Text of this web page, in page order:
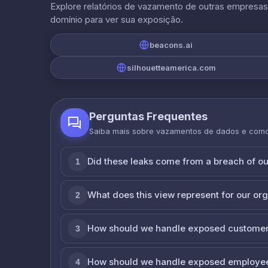
Explore relatórios de vazamento de outras
domínio para ver sua exposição.
beacons.ai
silhouetteamerica.com
Perguntas Frequentes
Saiba mais sobre vazamentos de dados e
1 Did these leaks come from a breach of
2 What does this view represent for our
3 How should we handle exposed
4 How should we handle exposed